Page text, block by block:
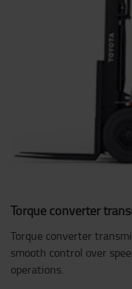
Torque converter
Torque converter
smooth control over
operations.